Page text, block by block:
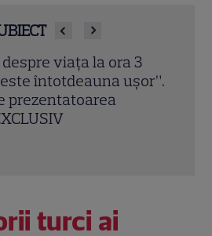
Poftiți la întrecere, 27
Victor Slav și Selina
Ce surpriză le
Mărin
turci ai